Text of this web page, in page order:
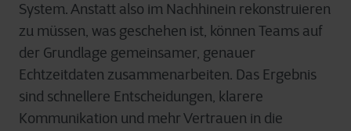
System. Anstatt also im Nachhinein rekonstruieren
zu müssen, was geschehen ist, können Teams auf
der Grundlage gemeinsamer, genauer
Echtzeitdaten zusammenarbeiten. Das Ergebnis
sind schnellere Entscheidungen, klarere
Kommunikation und mehr Vertrauen in die